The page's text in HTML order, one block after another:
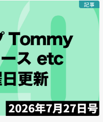
記事